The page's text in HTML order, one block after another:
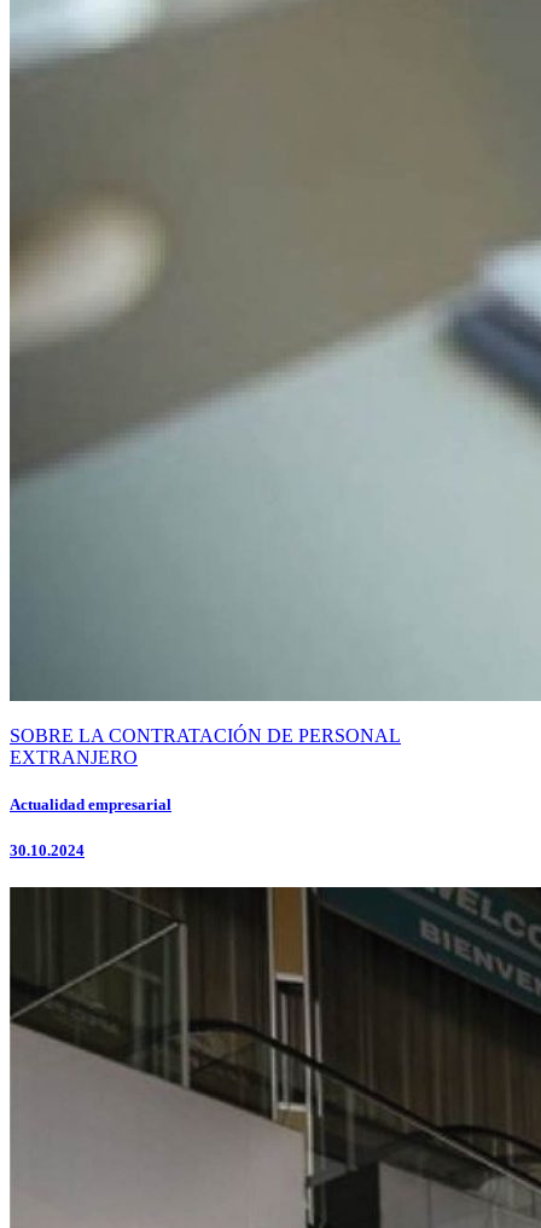
SOBRE LA CONTRATACIÓN DE PERSONAL
EXTRANJERO
Actualidad empresarial
30.10.2024